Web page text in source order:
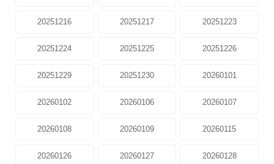
20251216 20251217 20251223
20251224 20251225 20251226
20251229 20251230 20260101
20260102 20260106 20260107
20260108 20260109 20260115
20260126 20260127 20260128